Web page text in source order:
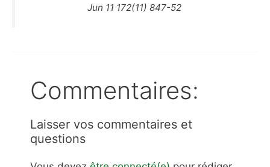
Jun 11 172(11) 847-52
Commentaires:
Laisser vos commentaires et
questions